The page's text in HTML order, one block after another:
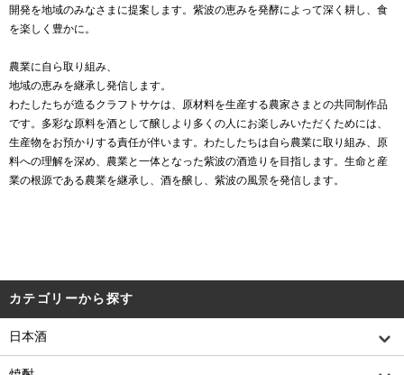
開発を地域のみなさまに提案します。紫波の恵みを発酵によって深く耕し、食
を楽しく豊かに。
農業に自ら取り組み、
地域の恵みを継承し発信します。
わたしたちが造るクラフトサケは、原材料を生産する農家さまとの共同制作品
です。多彩な原料を酒として醸しより多くの人にお楽しみいただくためには、
生産物をお預かりする責任が伴います。わたしたちは自ら農業に取り組み、原
料への理解を深め、農業と一体となった紫波の酒造りを目指します。生命と産
業の根源である農業を継承し、酒を醸し、紫波の風景を発信します。
カテゴリーから探す
日本酒